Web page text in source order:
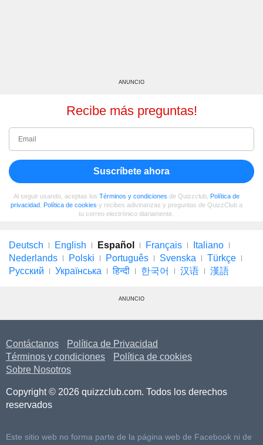
ANUNCIO
Recibe más preguntas!
Suscríbete ahora
Al seguir usando, aceptas los Términos y condiciones de Quizzclub, Política de
privacidad, Política de cookies y recibes adivinanzas y preguntas de QuizzClub a
tu correo electrónico diariamente.
Deutsch English Español Français
Italiano
Nederlands
Polski Português Svenska
Türkçe
Русский
Українська हिन्दी 한국어 汉语 漢語
ANUNCIO
Contáctanos
Política de Privacidad
Términos y condiciones
Política de cookies
Sobre Nosotros
Copyright © 2026 quizzclub.com. Todos los derechos
reservados
Este sitio web no forma parte de la página web de Facebook ni de